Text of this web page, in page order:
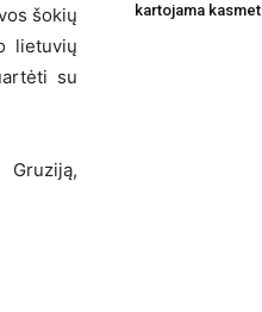
šokių
lietuvių
su
Gruziją,
kartojama kasmet